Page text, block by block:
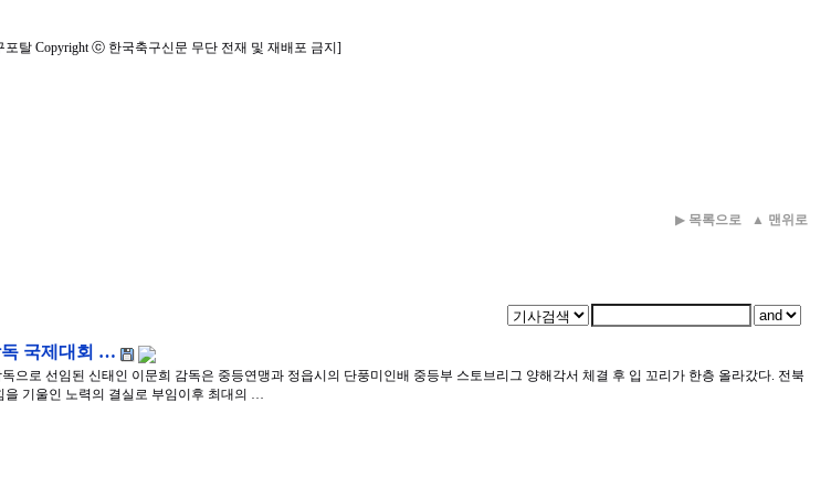
포탈 Copyright ⓒ 한국축구신문 무단 전재 및 재배포 금지]
▶ 목록으로 ▲ 맨위로
독 국제대회 …
으로 선임된 신태인 이문희 감독은 중등연맹과 정읍시의 단풍미인배 중등부 스토브리그 양해각서 체결 후 입 꼬리가 한층 올라갔다. 전북
을 기울인 노력의 결실로 부임이후 최대의 …